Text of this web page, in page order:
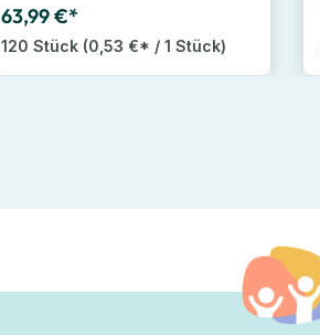
63,99 €*
120 Stück (0,53 €* / 1 Stück)